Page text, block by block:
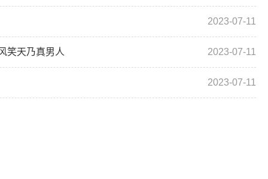
2023-07-11
笑天乃真男人 2023-07-11
2023-07-11